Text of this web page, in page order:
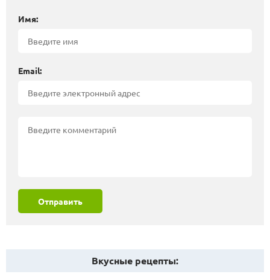
Имя:
Email:
Отправить
Вкусные рецепты: